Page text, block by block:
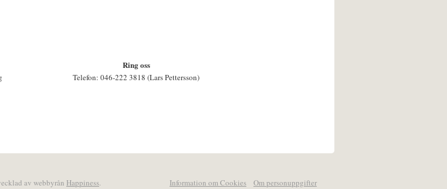
Ring oss
Telefon: 046-222 3818 (Lars Pettersson)
av webbyrån Happiness. Information om Cookies Om personuppgifter